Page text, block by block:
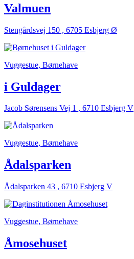
Valmuen
Stengårdsvej 150 , 6705 Esbjerg Ø
Vuggestue, Børnehave
i Guldager
Jacob Sørensens Vej 1 , 6710 Esbjerg V
Vuggestue, Børnehave
Ådalsparken
Ådalsparken 43 , 6710 Esbjerg V
Vuggestue, Børnehave
Åmosehuset